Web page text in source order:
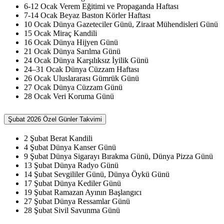
6-12 Ocak Verem Eğitimi ve Propaganda Haftası
7-14 Ocak Beyaz Baston Körler Haftası
10 Ocak Dünya Gazeteciler Günü, Ziraat Mühendisleri Günü
15 Ocak Miraç Kandili
16 Ocak Dünya Hijyen Günü
21 Ocak Dünya Sarılma Günü
24 Ocak Dünya Karşılıksız İyilik Günü
24–31 Ocak Dünya Cüzzam Haftası
26 Ocak Uluslararası Gümrük Günü
27 Ocak Dünya Cüzzam Günü
28 Ocak Veri Koruma Günü
Şubat 2026 Özel Günler Takvimi
2 Şubat Berat Kandili
4 Şubat Dünya Kanser Günü
9 Şubat Dünya Sigarayı Bırakma Günü, Dünya Pizza Günü
13 Şubat Dünya Radyo Günü
14 Şubat Sevgililer Günü, Dünya Öykü Günü
17 Şubat Dünya Kediler Günü
19 Şubat Ramazan Ayının Başlangıcı
27 Şubat Dünya Ressamlar Günü
28 Şubat Sivil Savunma Günü